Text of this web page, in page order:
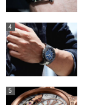
4
5